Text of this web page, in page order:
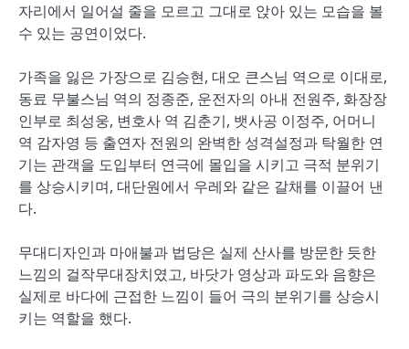
자리에서 일어설 줄을 모르고 그대로 앉아 있는 모습을 볼
수 있는 공연이었다.
가족을 잃은 가장으로 김승현, 대오 큰스님 역으로 이대로,
동료 무불스님 역의 정종준, 운전자의 아내 전원주, 화장장
인부로 최성웅, 변호사 역 김춘기, 뱃사공 이정주, 어머니
역 감자영 등 출연자 전원의 완벽한 성격설정과 탁월한 연
기는 관객을 도입부터 연극에 몰입을 시키고 극적 분위기
를 상승시키며, 대단원에서 우레와 같은 갈채를 이끌어 낸
다.
무대디자인과 마애불과 법당은 실제 산사를 방문한 듯한
느낌의 걸작무대장치였고, 바닷가 영상과 파도와 음향은
실제로 바다에 근접한 느낌이 들어 극의 분위기를 상승시
키는 역할을 했다.